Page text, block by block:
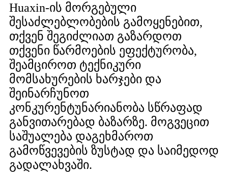
Huaxin-ის მორგებული
შესაძლებლობების გამოყენებით,
თქვენ შეგიძლიათ გაზარდოთ
თქვენი წარმოების ეფექტურობა,
შეამციროთ ტექნიკური
მომსახურების ხარჯები და
შეინარჩუნოთ
კონკურენტუნარიანობა სწრაფად
განვითარებად ბაზარზე. მოგვეცით
საშუალება დაგეხმაროთ
გამოწვევების ზუსტად და საიმედოდ
გადალახვაში.